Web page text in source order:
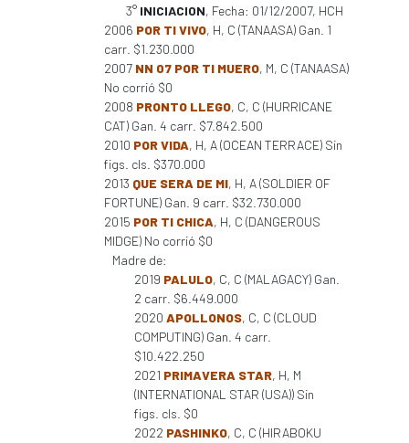
3° INICIACION, Fecha: 01/12/2007, HCH
2006 POR TI VIVO, H, C (TANAASA) Gan. 1
carr. $1.230.000
2007 NN 07 POR TI MUERO, M, C (TANAASA)
No corrió $0
2008 PRONTO LLEGO, C, C (HURRICANE
CAT) Gan. 4 carr. $7.842.500
2010 POR VIDA, H, A (OCEAN TERRACE) Sin
figs. cls. $370.000
2013 QUE SERA DE MI, H, A (SOLDIER OF
FORTUNE) Gan. 9 carr. $32.730.000
2015 POR TI CHICA, H, C (DANGEROUS
MIDGE) No corrió $0
Madre de:
2019 PALULO, C, C (MALAGACY) Gan.
2 carr. $6.449.000
2020 APOLLONOS, C, C (CLOUD
COMPUTING) Gan. 4 carr.
$10.422.250
2021 PRIMAVERA STAR, H, M
(INTERNATIONAL STAR (USA)) Sin
figs. cls. $0
2022 PASHINKO, C, C (HIRABOKU